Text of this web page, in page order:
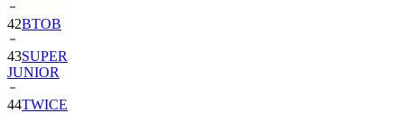
43SUPER
JUNIOR
44TWICE
45KickFlip